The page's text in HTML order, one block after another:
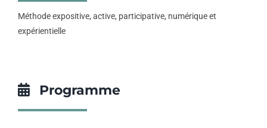
Méthode expositive, active, participative, numérique et
expérientielle
Programme